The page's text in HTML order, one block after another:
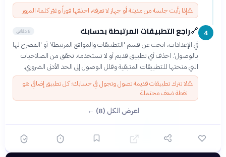
⚠️إذا رأيت جلسة من مدينة أو جهاز لا تعرفه، احذفها فوراً وغيّر كلمة المرور
4
🔗راجع التطبيقات المرتبطة بحسابك 8 دقائق
في الإعدادات، ابحث عن قسم 'التطبيقات والمواقع المرتبطة' أو 'المصرح لها
بالوصول'. احذف أي تطبيق قديم أو لا تستخدمه. تحقق من الصلاحيات
التي منحتها للتطبيقات المتبقية وقلل الوصول إلى الحد الأدنى الضروري.
⚠️لا تترك تطبيقات قديمة تصول وتجول في حسابك؛ كل تطبيق إضافي هو
نقطة ضعف محتملة
اعرض الكل (8) ←